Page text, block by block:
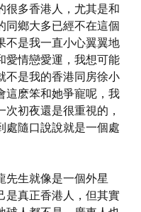
很多香港人，尤其是和
同鄉大多已經不在這個
不是我一直小心翼翼地
愛情戀愛運，我想可能
不是我的香港同房徐小
這麽笨和她爭寵呢，我
初夜還是很重視的，
處隨口說說就是一個處
先生就像是一個外星
是真正香港人，但其實